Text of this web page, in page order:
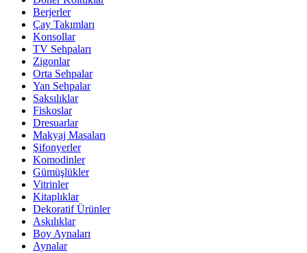
Berjerler
Çay Takımları
Konsollar
TV Sehpaları
Zigonlar
Orta Sehpalar
Yan Sehpalar
Saksılıklar
Fiskoslar
Dresuarlar
Makyaj Masaları
Şifonyerler
Komodinler
Gümüşlükler
Vitrinler
Kitaplıklar
Dekoratif Ürünler
Askılıklar
Boy Aynaları
Aynalar